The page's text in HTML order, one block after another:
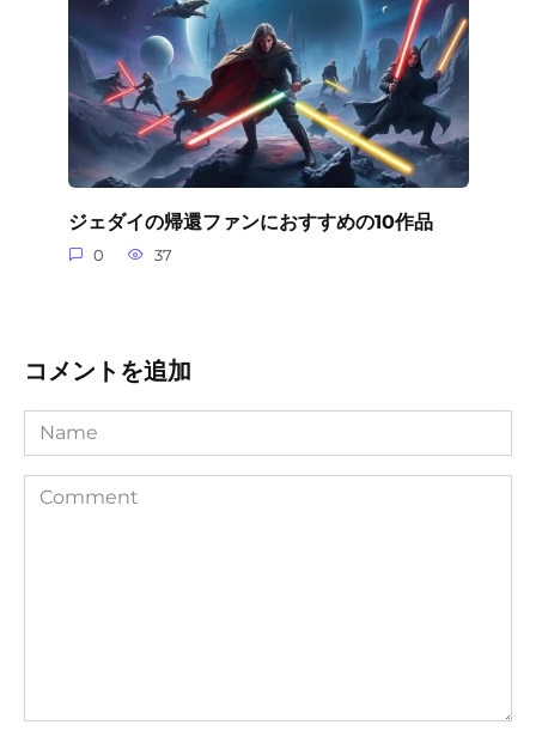
ジェダイの帰還ファンにおすすめの10作品
0 37
コメントを追加
Name
Comment